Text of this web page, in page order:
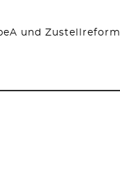
und Zustellreform